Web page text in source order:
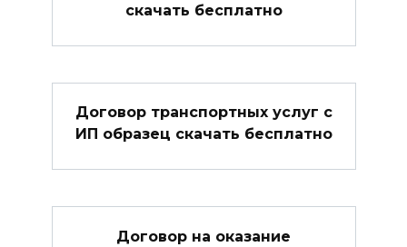
скачать бесплатно
Договор транспортных услуг с
ИП образец скачать бесплатно
Договор на оказание